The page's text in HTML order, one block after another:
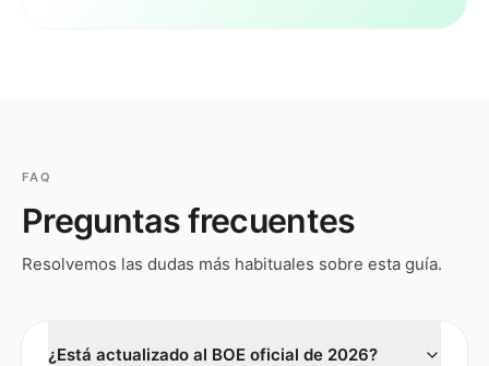
FAQ
Preguntas frecuentes
Resolvemos las dudas más habituales sobre esta guía.
¿Está actualizado al BOE oficial de 2026?